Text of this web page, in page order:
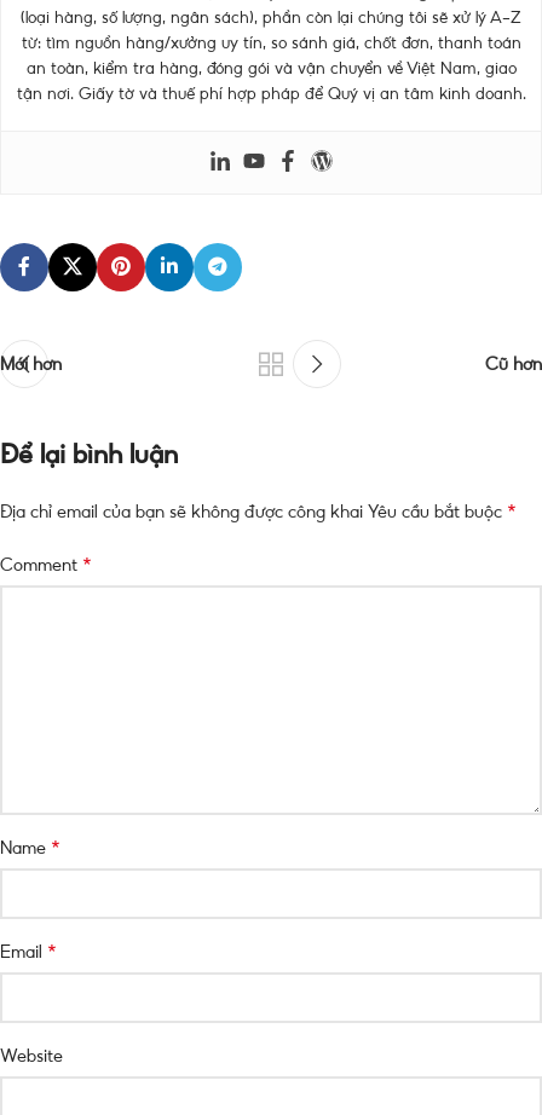
(loại hàng, số lượng, ngân sách), phần còn lại chúng tôi sẽ xử lý A–Z
từ: tìm nguồn hàng/xưởng uy tín, so sánh giá, chốt đơn, thanh toán
an toàn, kiểm tra hàng, đóng gói và vận chuyển về Việt Nam, giao
tận nơi. Giấy tờ và thuế phí hợp pháp để Quý vị an tâm kinh doanh.
Mới hơn Cũ hơn
Để lại bình luận
Địa chỉ email của bạn sẽ không được công khai Yêu cầu bắt buộc *
Comment *
Name *
Email *
Website